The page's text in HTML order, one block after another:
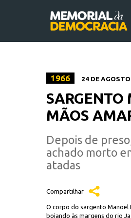
1966 24 DE AGOSTO
SARGENTO
MÃOS
Depois de
achado morto
atadas
Compartilhar
O corpo do sargento Manoel
boiando às margens do rio